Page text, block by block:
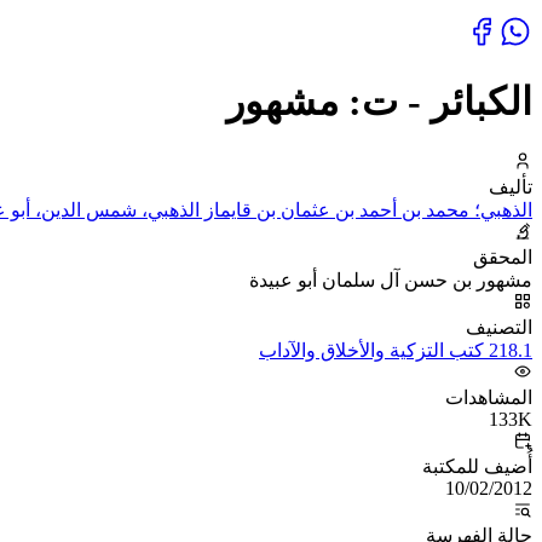
الكبائر - ت: مشهور
تأليف
الذهبي؛ محمد بن أحمد بن عثمان بن قايماز الذهبي، شمس الدين، أبو
المحقق
مشهور بن حسن آل سلمان أبو عبيدة
التصنيف
218.1 كتب التزكية والأخلاق والآداب
المشاهدات
133K
أُضيف للمكتبة
10/02/2012
حالة الفهرسة